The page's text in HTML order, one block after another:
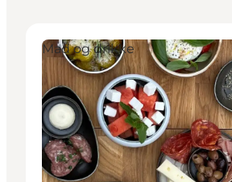
Mad og drikke